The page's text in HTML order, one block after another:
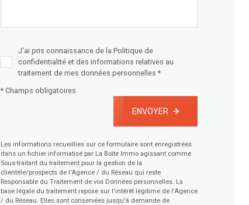
J'ai pris connaissance de la Politique de
confidentialité et des informations relatives au
traitement de mes données personnelles *
* Champs obligatoires
ENVOYER
Les informations recueillies sur ce formulaire sont enregistrées
dans un fichier informatisé par La Boite Immo agissant comme
Sous-traitant du traitement pour la gestion de la
clientèle/prospects de l'Agence / du Réseau qui reste
Responsable du Traitement de vos Données personnelles. La
base légale du traitement repose sur l'intérêt légitime de l'Agence
/ du Réseau. Elles sont conservées jusqu'à demande de